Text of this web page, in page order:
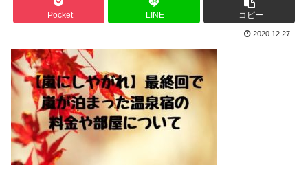
Pocket LINE コピー
2020.12.27